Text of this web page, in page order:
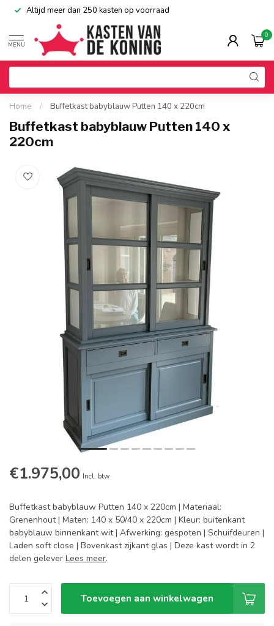
Altijd meer dan 250 kasten op voorraad
MENU
0
Home / Buffetkast babyblauw Putten 140 x 220cm
Buffetkast babyblauw Putten 140 x
220cm
€1.975,00 Incl. btw
Buffetkast babyblauw Putten 140 x 220cm | Materiaal:
Grenenhout | Maten: 140 x 50/40 x 220cm | Kleur: buitenkant
babyblauw binnenkant wit | Afwerking: gespoten | Schuifdeuren |
Laden soft close | Bovenkast zijkant glas | Deze kast wordt in 2
delen gelever Lees meer.
Toevoegen aan winkelwagen